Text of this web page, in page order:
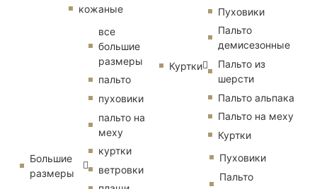
кожаные
Большие
размеры
все
большие
размеры
пальто
пуховики
пальто на
меху
куртки
ветровки
Куртки
Пуховики
Пальто
демисезонные
Пальто из
шерсти
Пальто альпака
Пальто на меху
Куртки
Пуховики
Пальто